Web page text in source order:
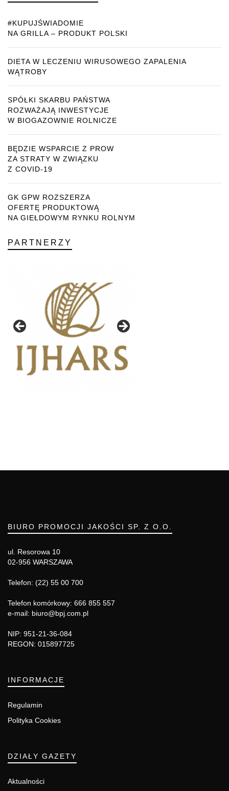
#KUPUJŚWIADOMIE
NA GRILLA – PRODUKT POLSKI
DIETA W LECZENIU WIRUSOWEGO ZAPALENIA
WĄTROBY
SPÓŁKI SKARBU PAŃSTWA
ROZWAŻAJĄ INWESTYCJE
W BIOGAZOWNIE ROLNICZE
BĘDZIE WSPARCIE Z PROW
ZA STRATY W ZWIĄZKU
Z COVID-19
GK GPW ROZSZERZA
OFERTĘ PRODUKTOWĄ
NA GIEŁDOWYM RYNKU ROLNYM
PARTNERZY
BIURO PROMOCJI JAKOŚCI SP. Z O.O.
ul. Resorowa 10
02-956 WARSZAWA
Telefon: (22) 55 00 700
Telefon komórkowy: 666 855 557
e-mail: biuro@bpj.com.pl
NIP: 951-21-36-084
REGON: 015897725
INFORMACJE
Regulamin
Polityka Cookies
DZIAŁY GAZETY
Aktualności